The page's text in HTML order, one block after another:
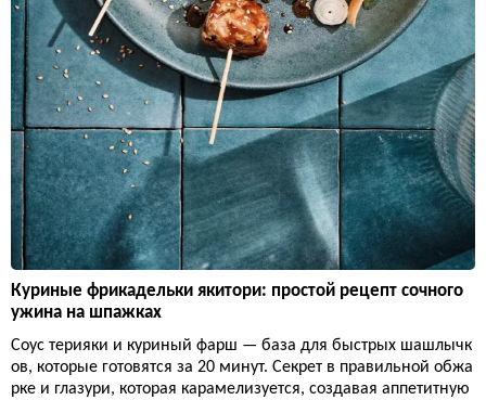
Куриные фрикадельки якитори: простой рецепт сочного
ужина на шпажках
Соус терияки и куриный фарш — база для быстрых шашлычк
ов, которые готовятся за 20 минут. Секрет в правильной обжа
рке и глазури, которая карамелизуется, создавая аппетитную